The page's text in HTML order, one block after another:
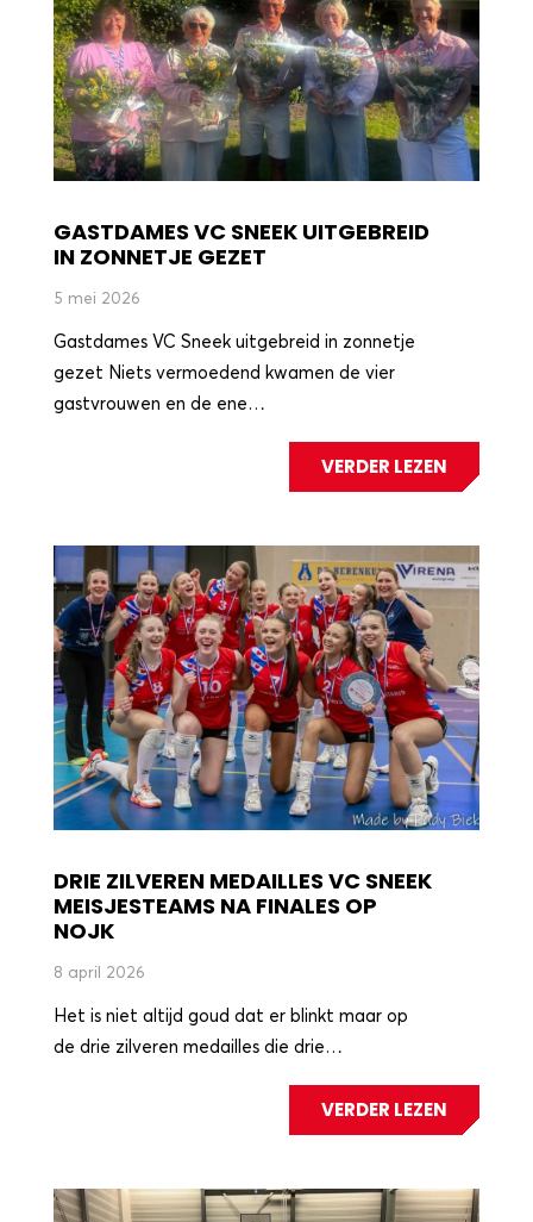
GASTDAMES VC SNEEK UITGEBREID
IN ZONNETJE GEZET
5 mei 2026
Gastdames VC Sneek uitgebreid in zonnetje
gezet Niets vermoedend kwamen de vier
gastvrouwen en de ene…
VERDER LEZEN
DRIE ZILVEREN MEDAILLES VC SNEEK
MEISJESTEAMS NA FINALES OP
NOJK
8 april 2026
Het is niet altijd goud dat er blinkt maar op
de drie zilveren medailles die drie…
VERDER LEZEN